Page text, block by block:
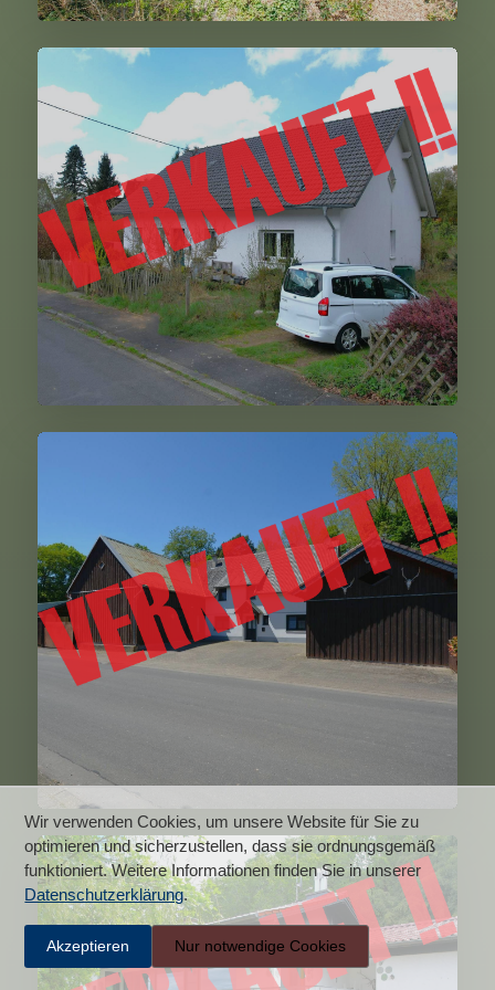
Niedermanderscheid
Frauenkron-Dahlem
Wir verwenden Cookies, um unsere Website für Sie zu
optimieren und sicherzustellen, dass sie ordnungsgemäß
funktioniert. Weitere Informationen finden Sie in unserer
Datenschutzerklärung.
Akzeptieren Nur notwendige Cookies